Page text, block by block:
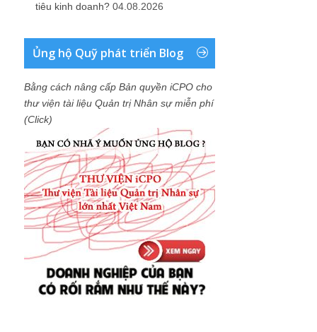
tiêu kinh doanh? 04.08.2026
Ủng hộ Quỹ phát triển Blog
Bằng cách nâng cấp Bản quyền iCPO cho
thư viện tài liệu Quản trị Nhân sự miễn phí
(Click)